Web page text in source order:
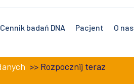
Cennik badań DNA Pacjent O nas
>> Rozpocznij teraz